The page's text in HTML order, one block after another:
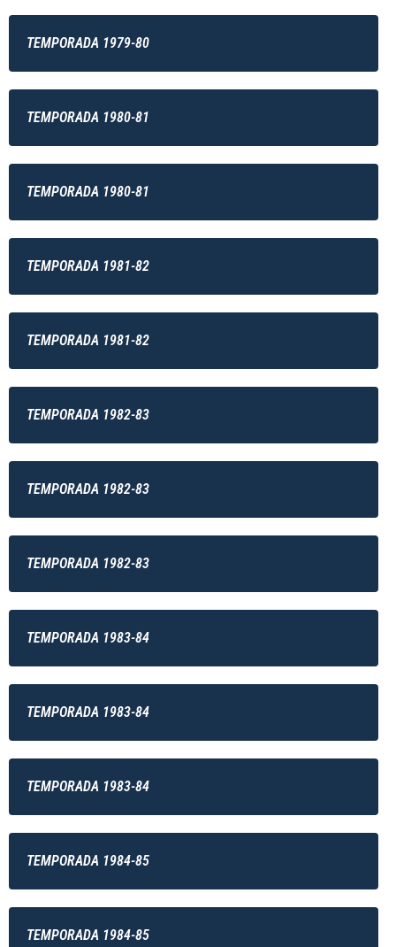
TEMPORADA 1979-80
TEMPORADA 1980-81
TEMPORADA 1980-81
TEMPORADA 1981-82
TEMPORADA 1981-82
TEMPORADA 1982-83
TEMPORADA 1982-83
TEMPORADA 1982-83
TEMPORADA 1983-84
TEMPORADA 1983-84
TEMPORADA 1983-84
TEMPORADA 1984-85
TEMPORADA 1984-85